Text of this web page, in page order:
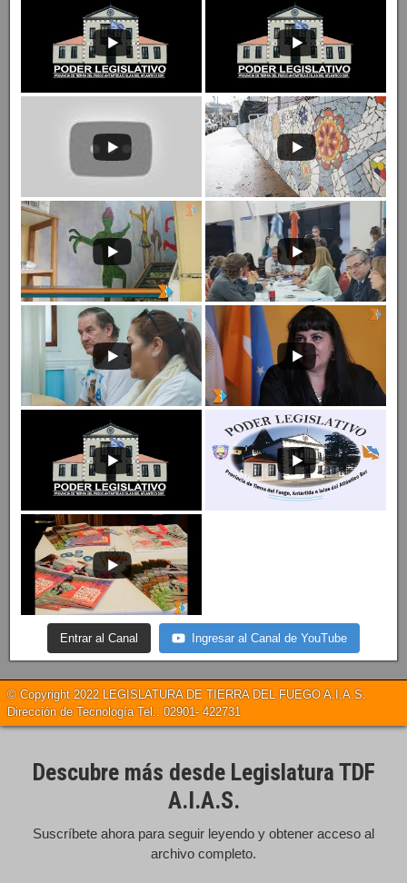
Entrar al Canal Ingresar al Canal de YouTube
© Copyright 2022 LEGISLATURA DE TIERRA DEL FUEGO A.I.A.S.
Dirección de Tecnología Tel.: 02901- 422731
Descubre más desde Legislatura TDF
A.I.A.S.
Suscríbete ahora para seguir leyendo y obtener acceso al
archivo completo.